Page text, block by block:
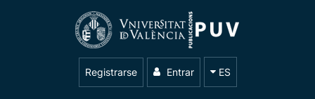
Registrarse Entrar ES